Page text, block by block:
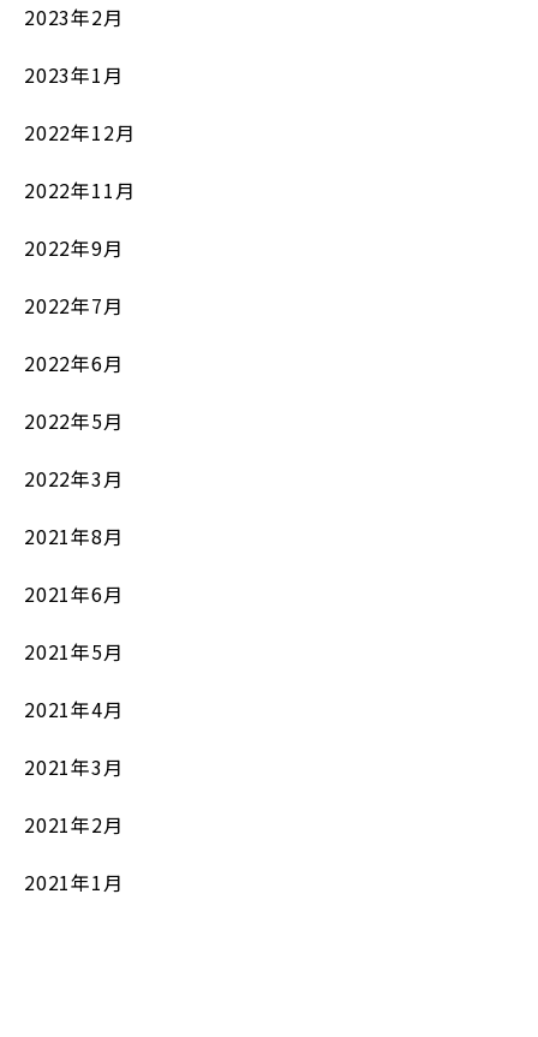
2023年2月
2023年1月
2022年12月
2022年11月
2022年9月
2022年7月
2022年6月
2022年5月
2022年3月
2021年8月
2021年6月
2021年5月
2021年4月
2021年3月
2021年2月
2021年1月